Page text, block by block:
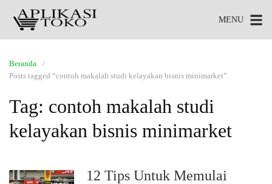
MENU
Beranda
Posts tagged “contoh makalah studi kelayakan bisnis minimarket”
Tag: contoh makalah studi
kelayakan bisnis minimarket
12 Tips Untuk Memulai